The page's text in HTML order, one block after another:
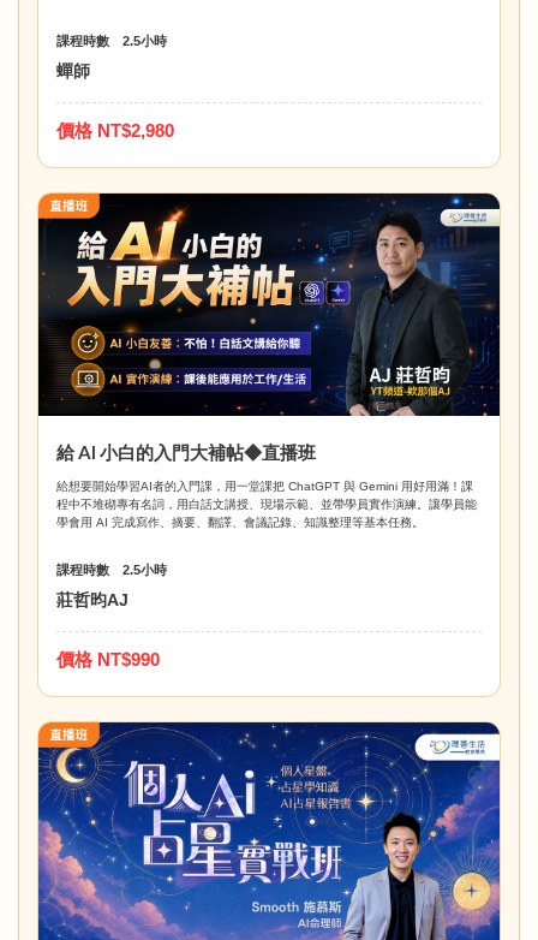
課程時數 2.5小時
蟬師
價格 NT$2,980
給 AI 小白的入門大補帖◆直播班
給想要開始學習AI者的入門課，用一堂課把 ChatGPT 與 Gemini 用好用滿！課
程中不堆砌專有名詞，用白話文講授、現場示範、並帶學員實作演練。讓學員能
學會用 AI 完成寫作、摘要、翻譯、會議記錄、知識整理等基本任務。
課程時數 2.5小時
莊哲昀AJ
價格 NT$990